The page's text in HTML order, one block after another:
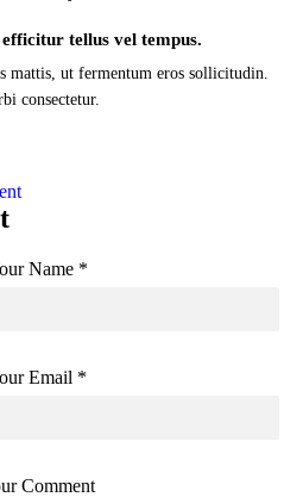
tellus vel tempus.
mattis, ut fermentum eros sollicitudin.
consectetur.
Name *
Email *
Comment